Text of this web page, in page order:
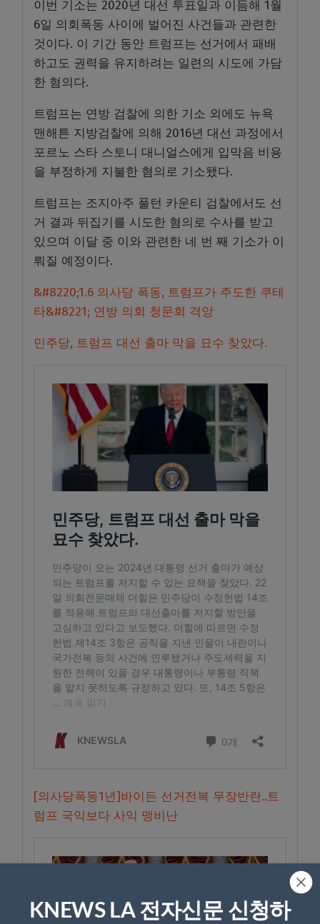
이번 기소는 2020년 대선 투표일과 이듬해 1월
6일 의회폭동 사이에 벌어진 사건들과 관련한
것이다. 이 기간 동안 트럼프는 선거에서 패배
하고도 권력을 유지하려는 일련의 시도에 가담
한 혐의다.
트럼프는 연방 검찰에 의한 기소 외에도 뉴욕
맨해튼 지방검찰에 의해 2016년 대선 과정에서
포르노 스타 스토니 대니얼스에게 입막음 비용
을 부정하게 지불한 혐의로 기소됐다.
트럼프는 조지아주 풀턴 카운티 검찰에서도 선
거 결과 뒤집기를 시도한 혐의로 수사를 받고
있으며 이달 중 이와 관련한 네 번 째 기소가 이
뤄질 예정이다.
&#8220;1.6 의사당 폭동, 트럼프가 주도한 쿠테
타&#8221; 연방 의회 청문회 격앙
민주당, 트럼프 대선 출마 막을 묘수 찾았다.
[의사당폭동1년]바이든 선거전복 무장반란..트
럼프 국익보다 사익 맹비난
KNEWS LA 전자신문 신청하